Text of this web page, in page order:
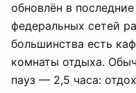
обновлён в
федеральных сетей
большинства есть
комнаты отдыха.
пауз — 2,5 часа: